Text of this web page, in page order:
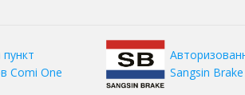
Comi One
Sangsin Brake